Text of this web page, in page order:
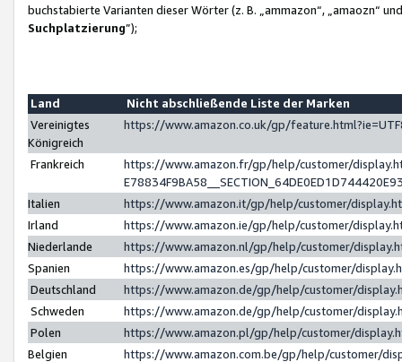
buchstabierte Varianten dieser Wörter (z. B. „ammazon“, „amaozn“
Suchplatzierung”);
Land
Nicht abschließende Liste der Marken
Vereinigtes
Königreich
https://www.amazon.co.uk/gp/
Frankreich
https://www.amazon.fr/gp/help/customer/
Italien
https://www.amazon.it/gp/help/customer/
Irland
https://www.amazon.ie/gp/help/customer/
Niederlande
https://www.amazon.nl/gp/help/customer/
Spanien
https://www.amazon.es/gp/help/customer/
Deutschland
https://www.amazon.de/gp/help/customer/
Schweden
https://www.amazon.de/gp/help/customer/
Polen
https://www.amazon.pl/gp/help/customer/
Belgien
https://www.amazon.com.be/gp/help/customer/